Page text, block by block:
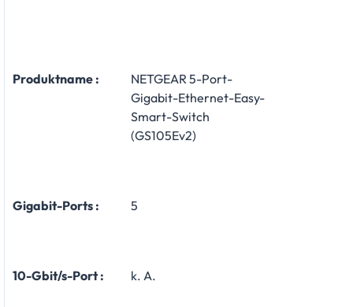
Produktname :
NETGEAR 5-Port-
Gigabit-Ethernet-Easy-
Smart-Switch
(GS105Ev2)
Gigabit-Ports : 5
10-Gbit/s-Port : k. A.